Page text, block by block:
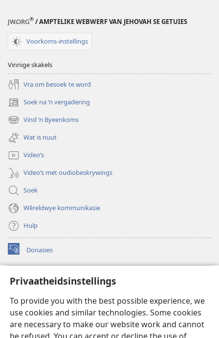
Privaatheidsinstellings
To provide you with the best possible experience, we
use cookies and similar technologies. Some cookies
are necessary to make our website work and cannot
JW.ORG® / AMPTELIKE WEBWERF VAN JEHOVAH SE GETUIES
Voorkoms-instellings
Vinnige skakels
Vra om besoek te word
Soek na ’n vergadering
(maak
nuwe
venster
oop)
Vind ’n Byeenkoms
(maak
nuwe
venster
oop)
Wat is nuut
Video’s
Video’s met oudiobeskrywings
Soek
Wêreldwye kommunikasie
Hulp
Donasies
(maak
nuwe
oop)
Wagtoring – AANLYN BIBLIOTEEK
(maak
venster
oop)
JW Hub
(maak
nuwe
venster
oop)
JW Library